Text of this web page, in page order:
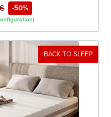
-50%
BACK TO SLEEP